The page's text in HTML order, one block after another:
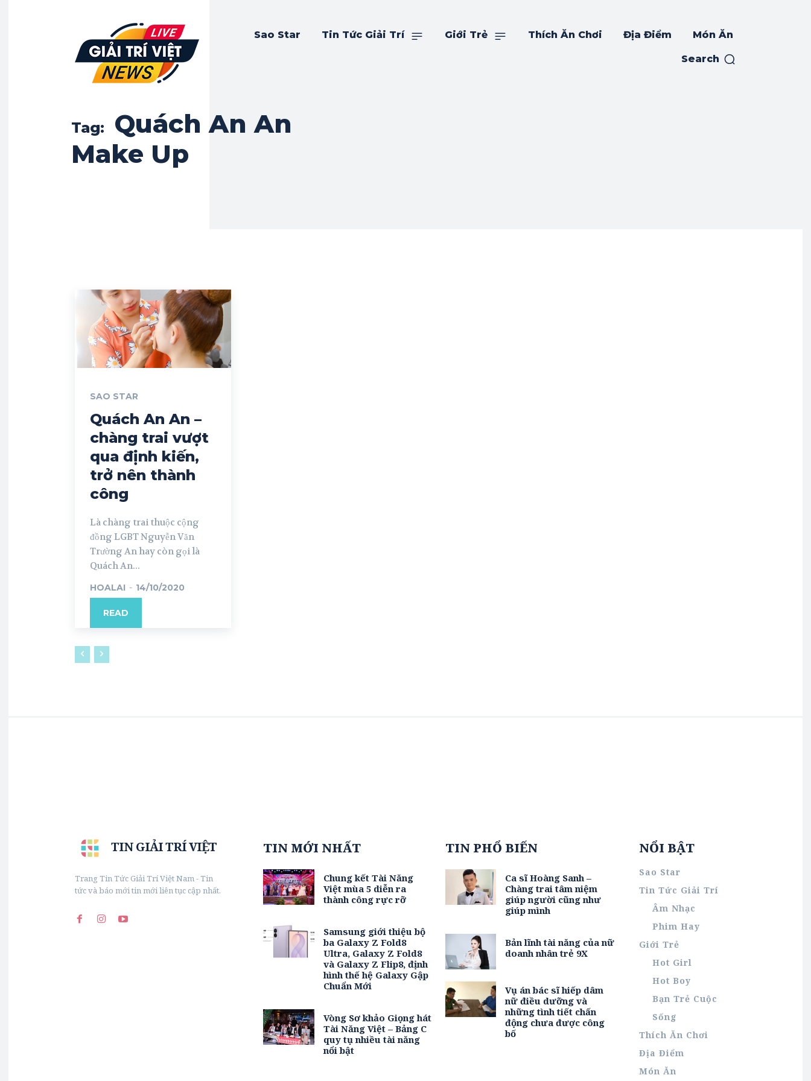
Sao Star Tin Tức Giải Trí Giới Trẻ Thích Ăn Chơi Địa Điểm Món Ăn
Search
Tag:
Quách An An
Make Up
SAO STAR
Quách An An –
chàng trai vượt
qua định kiến,
trở nên thành
công
Là chàng trai thuộc cộng
đồng LGBT Nguyễn Văn
Trường An hay còn gọi là
Quách An...
HOALAI - 14/10/2020
READ
TIN GIẢI TRÍ VIỆT
Trang Tin Tức Giải Trí Việt Nam - Tin
tức và báo mới tin mới liên tục cập nhất.
TIN MỚI NHẤT
Chung kết Tài Năng
Việt mùa 5 diễn ra
thành công rực rỡ
Samsung giới thiệu bộ
ba Galaxy Z Fold8
Ultra, Galaxy Z Fold8
và Galaxy Z Flip8, định
hình thế hệ Galaxy Gập
Chuẩn Mới
Vòng Sơ khảo Giọng hát
Tài Năng Việt – Bảng C
quy tụ nhiều tài năng
nổi bật
TIN PHỔ BIẾN
Ca sĩ Hoàng Sanh –
Chàng trai tâm niệm
giúp người cũng như
giúp mình
Bản lĩnh tài năng của nữ
doanh nhân trẻ 9X
Vụ án bác sĩ hiếp dâm
nữ điều dưỡng và
những tình tiết chấn
động chưa được công
bố
NỔI BẬT
Sao Star
Tin Tức Giải Trí
Âm Nhạc
Phim Hay
Giới Trẻ
Hot Girl
Hot Boy
Bạn Trẻ Cuộc
Sống
Thích Ăn Chơi
Địa Điểm
Món Ăn